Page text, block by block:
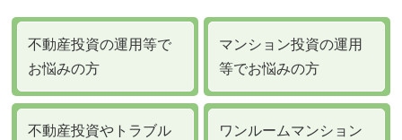
送付に利用いたします。
個人情報の第三者への開示・提供の禁止
当法人は、お客さまよりお預かりした個人情報を適切に管理し、
次のいずれかに該当する場合を除き、個人情報を第三者に開示い
たしません。
不動産投資の運用等で
お悩みの方
マンション投資の運用
等でお悩みの方
不動産投資やトラブル
ワンルームマンション